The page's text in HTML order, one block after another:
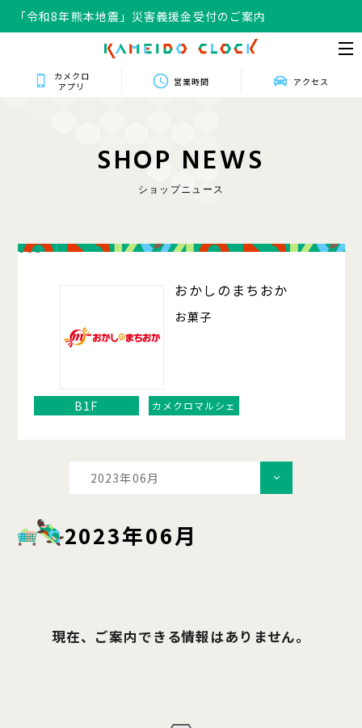
「令和8年熊本地震」災害義援金受付のご案内
カメクロ
アプリ
営業時間 アクセス
SHOP NEWS
ショップニュース
008
おかしのまちおか
お菓子
B1F カメクロマルシェ
2023年06月
2023年06月
現在、ご案内できる情報はありません。